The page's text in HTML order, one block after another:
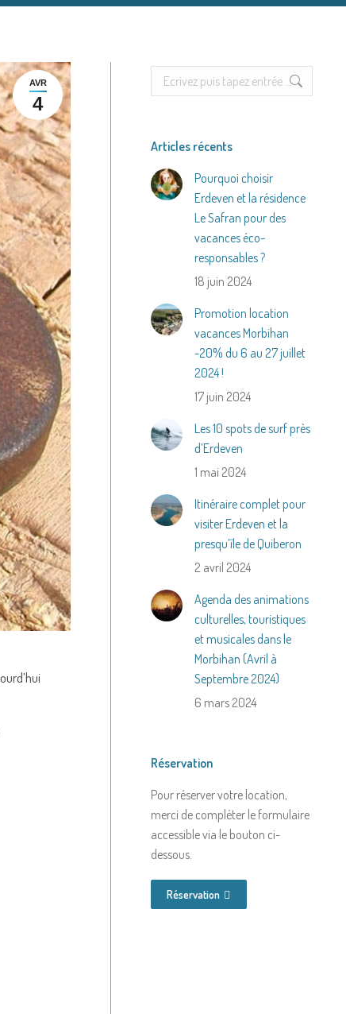
AVR
4
Search:
Articles récents
Pourquoi choisir
Erdeven et la résidence
Le Safran pour des
vacances éco-
responsables ?
18 juin 2024
Promotion location
vacances Morbihan
-20% du 6 au 27 juillet
2024 !
17 juin 2024
Les 10 spots de surf près
d’Erdeven
1 mai 2024
Itinéraire complet pour
visiter Erdeven et la
presqu’île de Quiberon
2 avril 2024
Agenda des animations
culturelles, touristiques
et musicales dans le
Morbihan (Avril à
Septembre 2024)
6 mars 2024
Réservation
Pour réserver votre location,
merci de compléter le formulaire
accessible via le bouton ci-
dessous.
Réservation